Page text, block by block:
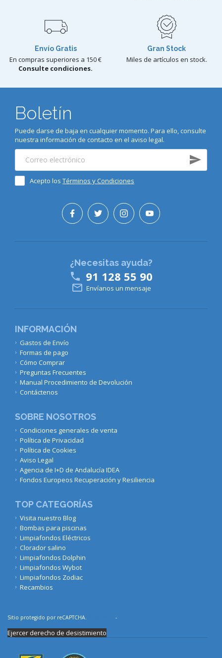
Envío Gratis
En compras superiores a 150 €
Consulte condiciones.
Gran Stock
Miles de artículos en stock.
Boletín
Puede darse de baja en cualquier momento. Para ello, consulte
nuestra información de contacto en el aviso legal.
Acepto los Términos y Condiciones
INFORMACIÓN
Gastos de Envío
Formas de pago
Cómo Comprar
Preguntas Frecuentes
Manual Procedimiento de Devolución
Contáctenos
SOBRE NOSOTROS
Condiciones generales de venta
Política de Privacidad
Política de Cookies
Aviso Legal
Agencia de I+D de Andalucía IDEA
Fondos Europeos Recuperación y Resiliencia
TOP CATEGORÍAS
Visita nuestro Blog
Bombas para piscinas
Limpiafondos Eléctricos
Clorador salino
Limpiafondos Dolphin
Limpiafondos Wybot
Limpiafondos Zodiac
Recambios
¿Necesitas ayuda?
 91 128 55 90
 Envíanos un mensaje
Sitio protegido por reCAPTCHA. -
Ejercer derecho de desistimiento